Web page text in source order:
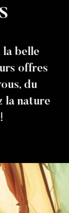
belle
offres
du
la nature